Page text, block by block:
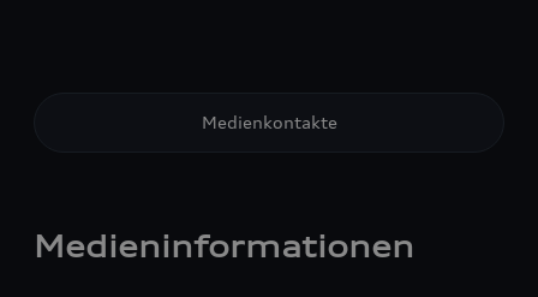
Medienkontakte
Medieninformationen